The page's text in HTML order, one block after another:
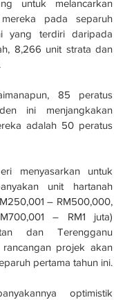
untuk melancarkan
pada separuh
yang terdiri daripada
8,266 unit strata dan
85 peratus
ini menjangkakan
adalah 50 peratus
menyasarkan untuk
unit hartanah
– RM500,000,
– RM1 juta)
dan Terengganu
projek akan
pertama tahun ini.
optimistik